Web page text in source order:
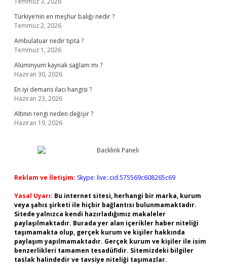
Türkiye’nin en meşhur balığı nedir ?
Temmuz 2, 2026
Ambulatuar nedir tıpta ?
Temmuz 1, 2026
Alüminyum kaynak sağlam mı ?
Haziran 30, 2026
En iyi demans ilacı hangisi ?
Haziran 23, 2026
Altının rengi neden değişir ?
Haziran 19, 2026
Reklam ve İletişim: Skype: live:.cid.575569c608265c69
Yasal Uyarı: Bu internet sitesi, herhangi bir marka, kurum
veya şahıs şirketi ile hiçbir bağlantısı bulunmamaktadır.
Sitede yalnızca kendi hazırladığımız makaleler
paylaşılmaktadır. Burada yer alan içerikler haber niteliği
taşımamakta olup, gerçek kurum ve kişiler hakkında
paylaşım yapılmamaktadır. Gerçek kurum ve kişiler ile isim
benzerlikleri tamamen tesadüfidir. Sitemizdeki bilgiler
taslak halindedir ve tavsiye niteliği taşımazlar.